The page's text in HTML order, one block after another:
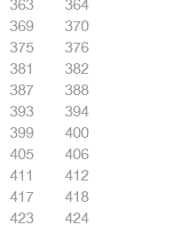
369
370
375
376
381
382
387
388
393
394
399
400
405
406
411
412
417
418
423
424